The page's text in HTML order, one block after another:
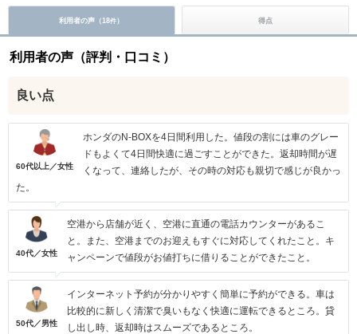
利用者の声（18件） 得点
利用者の声（評判・口コミ）
良い点
60代以上／女性
ホンダのN-BOXを4日間利用した。値段の割には車のグレー
ドもよくて4日間快適に過ごすことができた。返却時間が遅
くなって、連絡したが、その時の対応も親切で感じが良かっ
た。
40代／女性
空港から店舗が近く、空港に直通の電話カウンターがあるこ
と。また、空港までのお迎えもすぐに対応してくれたこと。キ
ャンペーンで値段がお値打ちに借りることができたこと。
50代／男性
インターネット予約が分かりやすく簡単に予約ができる。車は
比較的に新しく清潔で臭いもなく快適に運転できるところ。貸
し出し時、返却時はスムーズであるところ。